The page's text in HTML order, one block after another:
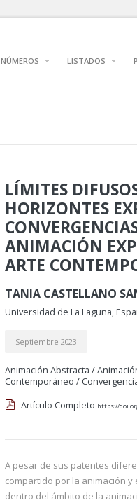
NÚMEROS LISTADOS
LÍMITES
HORIZONTES
ANIMACIÓN
ARTE
TANIA CASTELLANO
Universidad de La Laguna,
Septiembre 2023
Animación Abstracta /
Contemporáneo /
Artículo Completo https://
A pesar de sus patentes
compartido por la animación
dentro del ámbito de la